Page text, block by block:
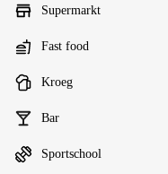
Supermarkt
Fast food
Kroeg
Bar
Sportschool